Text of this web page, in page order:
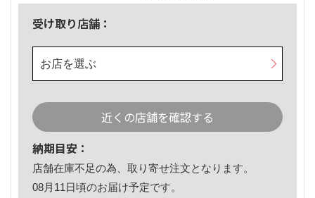
受け取り店舗：
お店を選ぶ
近くの店舗を確認する
納期目安：
店舗在庫不足の為、取り寄せ注文となります。
08月11日頃のお届け予定です。